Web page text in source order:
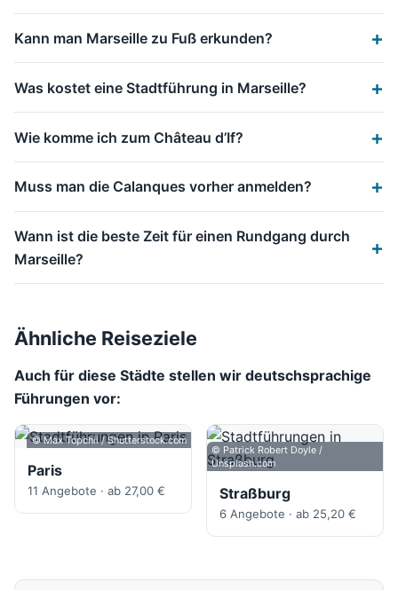
Kann man Marseille zu Fuß erkunden?
Was kostet eine Stadtführung in Marseille?
Wie komme ich zum Château d’If?
Muss man die Calanques vorher anmelden?
Wann ist die beste Zeit für einen Rundgang durch
Marseille?
Ähnliche Reiseziele
Auch für diese Städte stellen wir deutschsprachige
Führungen vor:
© Max Topchii / Shutterstock.com
Paris
11 Angebote · ab 27,00 €
© Patrick Robert Doyle /
Unsplash.com
Straßburg
6 Angebote · ab 25,20 €